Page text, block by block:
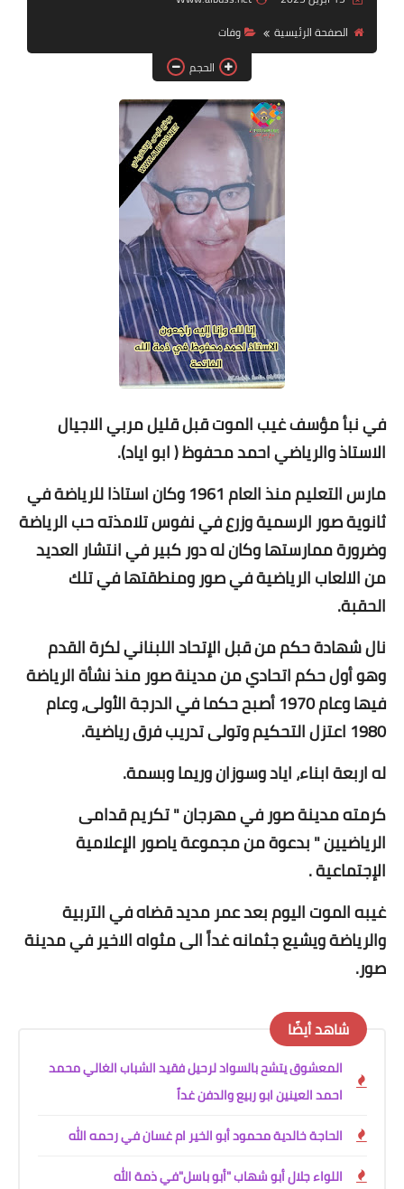
الصفحة الرئيسية
وفات
الحجم
في نبأ مؤسف غيب الموت قبل قليل مربي الاجيال
الاستاذ والرياضي احمد محفوظ ( ابو اياد).
مارس التعليم منذ العام 1961 وكان استاذا للرياضة في
ثانوية صور الرسمية وزرع في نفوس تلامذته حب الرياضة
وضرورة ممارستها وكان له دور كبير في انتشار العديد
من الالعاب الرياضية في صور ومنطقتها في تلك
الحقبة.
نال شهادة حكم من قبل الإتحاد اللبناني لكرة القدم
وهو أول حكم اتحادي من مدينة صور منذ نشأة الرياضة
فيها وعام 1970 أصبح حكما في الدرجة الأولى، وعام
1980 اعتزل التحكيم وتولى تدريب فرق رياضية.
له اربعة ابناء، اياد وسوزان وريما وبسمة.
كرمته مدينة صور في مهرجان " تكريم قدامى
الرياضيين " بدعوة من مجموعة ياصور الإعلامية
الإجتماعية .
غيبه الموت اليوم بعد عمر مديد قضاه في التربية
والرياضة ويشيع جثمانه غداً الى مثواه الاخير في مدينة
صور.
شاهد أيضًا
المعشوق يتشح بالسواد لرحيل فقيد الشباب الغالي محمد
احمد العينين ابو ربيع والدفن غداً
الحاجة خالدية محمود أبو الخير ام غسان في رحمه الله
اللواء جلال أبو شهاب "أبو باسل"في ذمة ﷲ